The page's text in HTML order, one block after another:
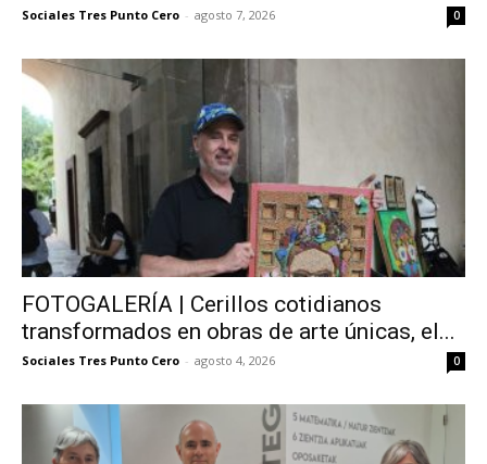
Sociales Tres Punto Cero - agosto 7, 2026 0
FOTOGALERÍA | Cerillos cotidianos
transformados en obras de arte únicas, el...
Sociales Tres Punto Cero - agosto 4, 2026 0